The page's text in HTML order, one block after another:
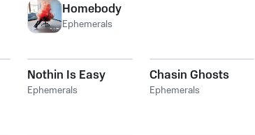
Homebody
Ephemerals
Nothin Is Easy
Ephemerals
Chasin Ghosts
Ephemerals